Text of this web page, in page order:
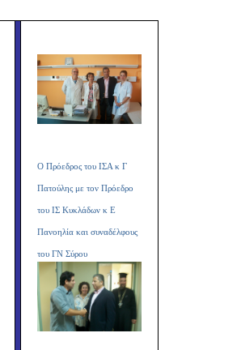
Ο Πρόεδρος του ΙΣΑ κ Γ
Πατούλης με τον Πρόεδρο
του ΙΣ Κυκλάδων κ Ε
Πανοηλία και συναδέλφους
του ΓΝ Σύρου